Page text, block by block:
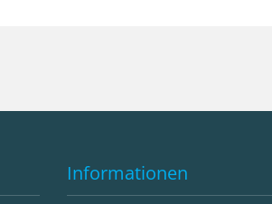
Informationen